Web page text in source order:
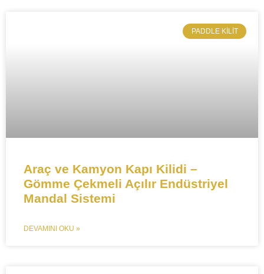
​PADDLE KILIT
​​Araç ve Kamyon Kapı Kilidi –
Gömme Çekmeli Açılır Endüstriyel
Mandal Sistemi​​
DEVAMINI OKU »